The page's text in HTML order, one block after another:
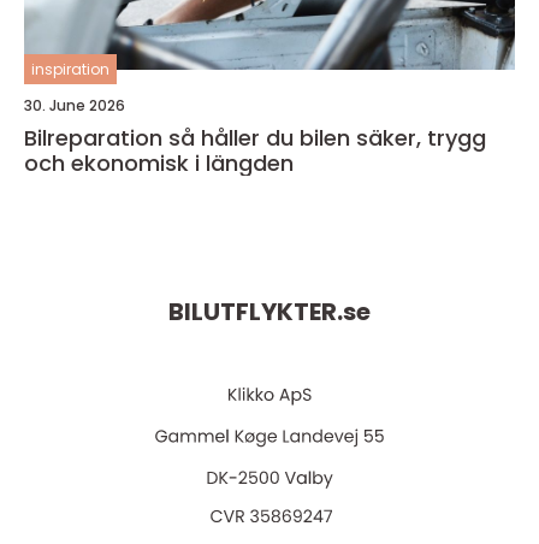
inspiration
30. June 2026
Bilreparation så håller du bilen säker, trygg
och ekonomisk i längden
BILUTFLYKTER.se